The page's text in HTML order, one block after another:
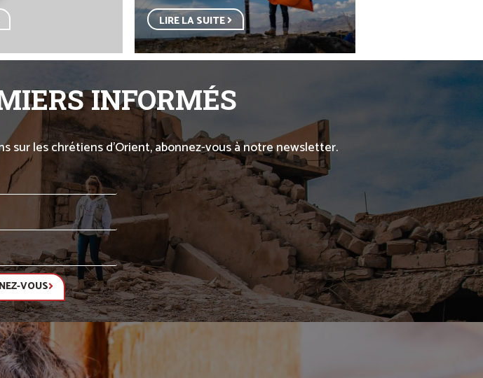
LIRE LA SUITE
INFORMÉS
sur les chrétiens d’Orient, abonnez-vous à notre newsletter.
VOUS